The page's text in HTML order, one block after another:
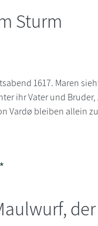
Sturm
1617. Maren
ihr Vater und
Vardø bleiben allein